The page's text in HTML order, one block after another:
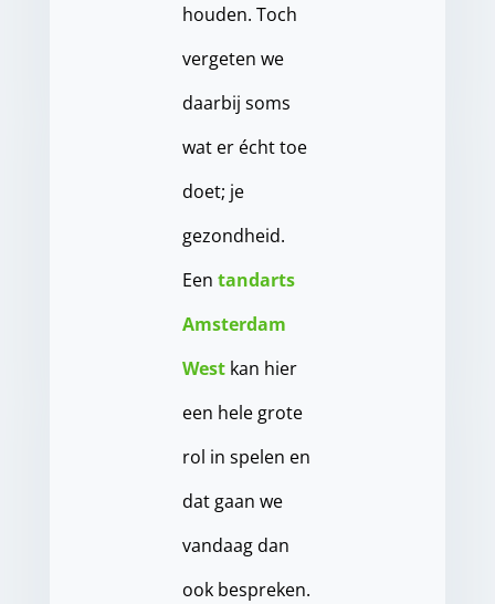
houden. Toch
vergeten we
daarbij soms
wat er écht toe
doet; je
gezondheid.
Een tandarts
Amsterdam
Westkan hier
een hele grote
rol in spelen en
dat gaan we
vandaag dan
ook bespreken.